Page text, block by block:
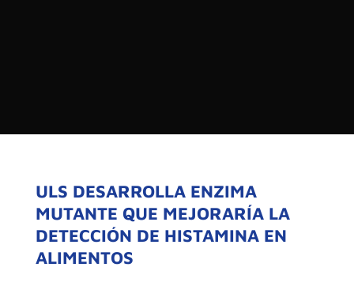
ESTADO DE CHILE
QUIENES SOMOS
MISIÓN
VISIÓN
ULS DESARROLLA ENZIMA
MUTANTE QUE MEJORARÍA LA
DETECCIÓN DE HISTAMINA EN
ALIMENTOS